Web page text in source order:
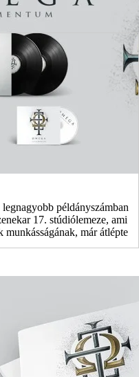
példányszámban
17. stúdiólemeze, ami
munkásságának, már átlépte